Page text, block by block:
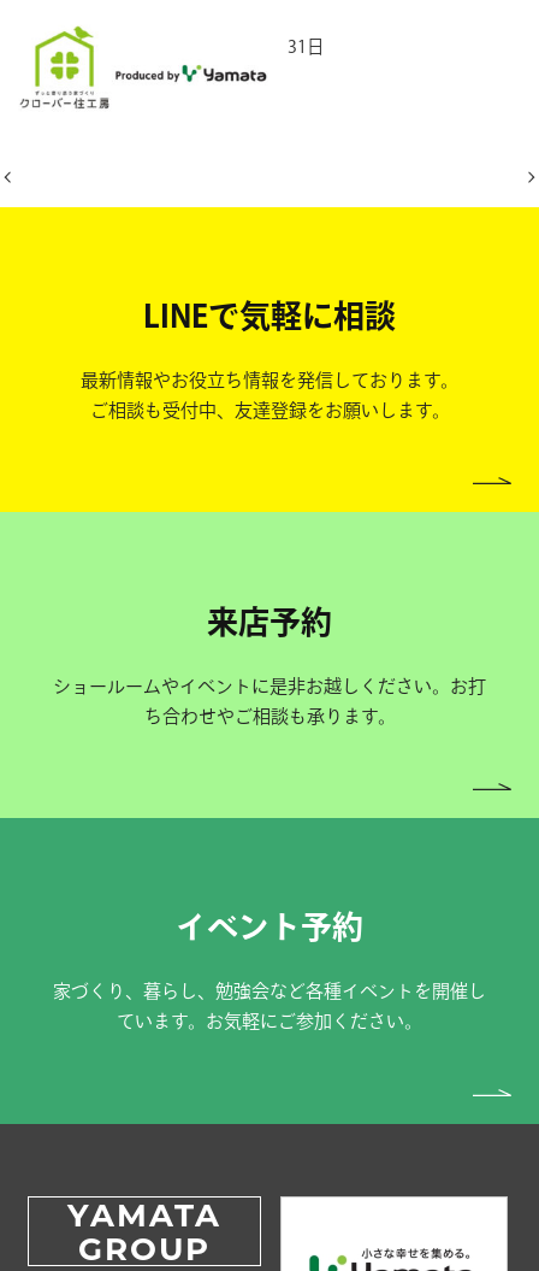
2025年5月31日
LINEで気軽に相談
最新情報やお役立ち情報を発信しております。
ご相談も受付中、友達登録をお願いします。
来店予約
ショールームやイベントに是非お越しください。お打
ち合わせやご相談も承ります。
イベント予約
家づくり、暮らし、勉強会など各種イベントを開催し
ています。お気軽にご参加ください。
YAMATA
GROUP